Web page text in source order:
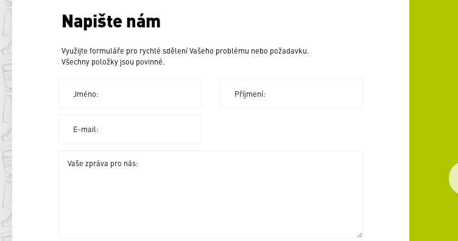
Napište nám
Využijte formuláře pro rychlé sdělení Vašeho problému nebo požadavku.
Všechny položky jsou povinné.